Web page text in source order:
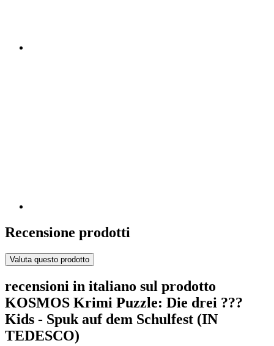
Recensione prodotti
Valuta questo prodotto
recensioni in italiano sul prodotto
KOSMOS Krimi Puzzle: Die drei ???
Kids - Spuk auf dem Schulfest (IN
TEDESCO)